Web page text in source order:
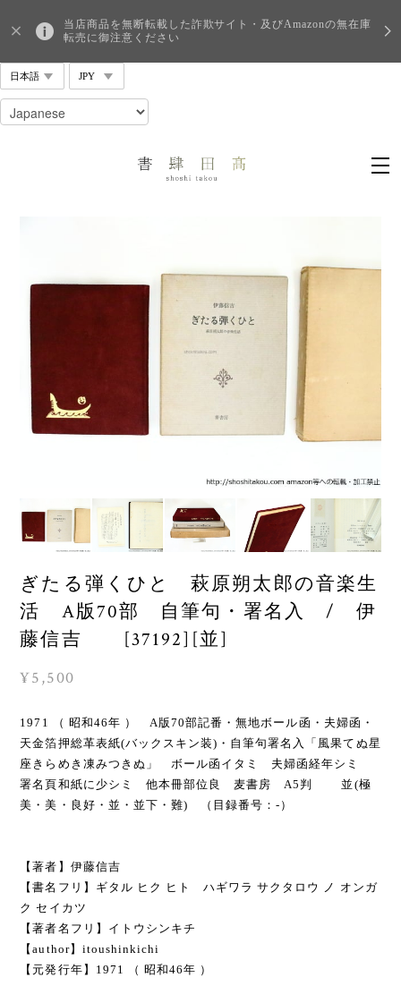
当店商品を無断転載した詐欺サイト・及びAmazonの無在庫
転売に御注意ください
ぎたる弾くひと 萩原朔太郎の音楽生
活 A版70部 自筆句・署名入 / 伊
藤信吉 [37192][並]
¥5,500
1971 （ 昭和46年 ） A版70部記番・無地ボール函・夫婦函・
天金箔押総革表紙(バックスキン装)・自筆句署名入「風果てぬ星
座きらめき凍みつきぬ」 ボール函イタミ 夫婦函経年シミ
署名頁和紙に少シミ 他本冊部位良 麦書房 A5判 並(極
美・美・良好・並・並下・難) （目録番号：-）
【著者】伊藤信吉
【書名フリ】ギタル ヒク ヒト ハギワラ サクタロウ ノ オンガ
ク セイカツ
【著者名フリ】イトウシンキチ
【author】itoushinkichi
【元発行年】1971 （ 昭和46年 ）